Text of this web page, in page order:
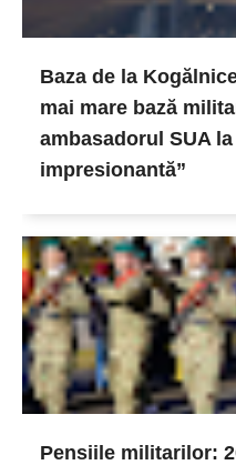
Baza de la
mai mare bază
ambasadorul SUA
impresionantă”
Pensiile militarilor: